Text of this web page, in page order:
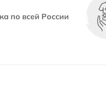
по всей России